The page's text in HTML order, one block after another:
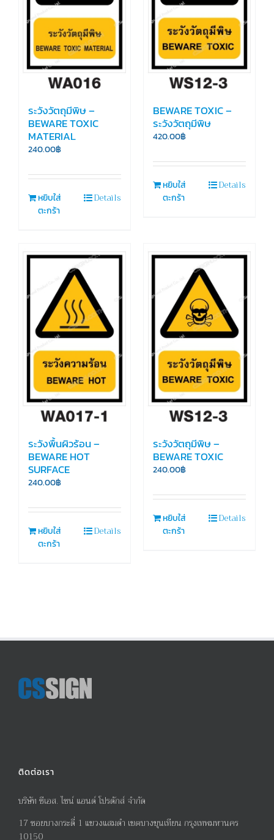
ระวังวัตถุมีพิษ –
BEWARE TOXIC
MATERIAL
240.00฿
หยิบใส่
ตะกร้า
Details
BEWARE TOXIC –
ระวังวัตถุมีพิษ
420.00฿
หยิบใส่
ตะกร้า
Details
ระวังพื้นผิวร้อน –
BEWARE HOT
SURFACE
240.00฿
หยิบใส่
ตะกร้า
Details
ระวังวัตถุมีพิษ –
BEWARE TOXIC
240.00฿
หยิบใส่
ตะกร้า
Details
ติดต่อเรา
บริษัท ซีเอส. ไซน์ แอนด์ โปรดักส์ จำกัด
17ซอยบางกระดี่ 1 แขวงแสมดำ เขตบางขุนเทียน กรุงเทพมหานคร
10150